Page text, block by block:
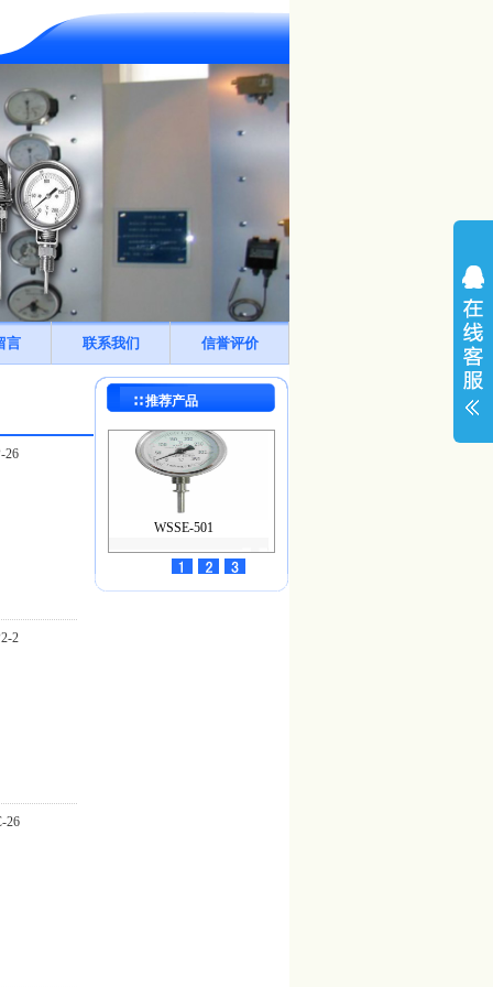
信誉评价
联系我们
言
26
2
26
∷ 推荐产品
WRN-631
WSSE-501